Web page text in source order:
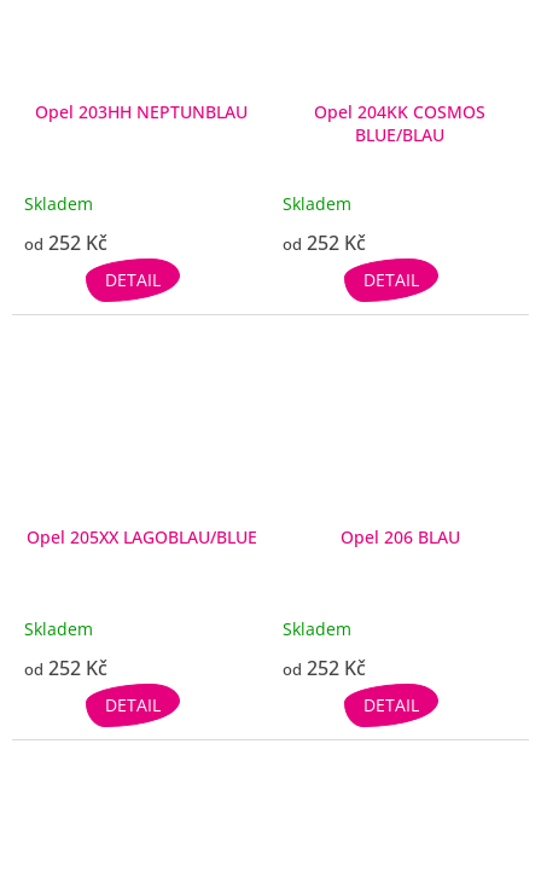
Opel 203HH NEPTUNBLAU
Skladem
od 252 Kč
DETAIL
Opel 204KK COSMOS
BLUE/BLAU
Skladem
od 252 Kč
DETAIL
Opel 205XX LAGOBLAU/BLUE
Skladem
od 252 Kč
DETAIL
Opel 206 BLAU
Skladem
od 252 Kč
DETAIL